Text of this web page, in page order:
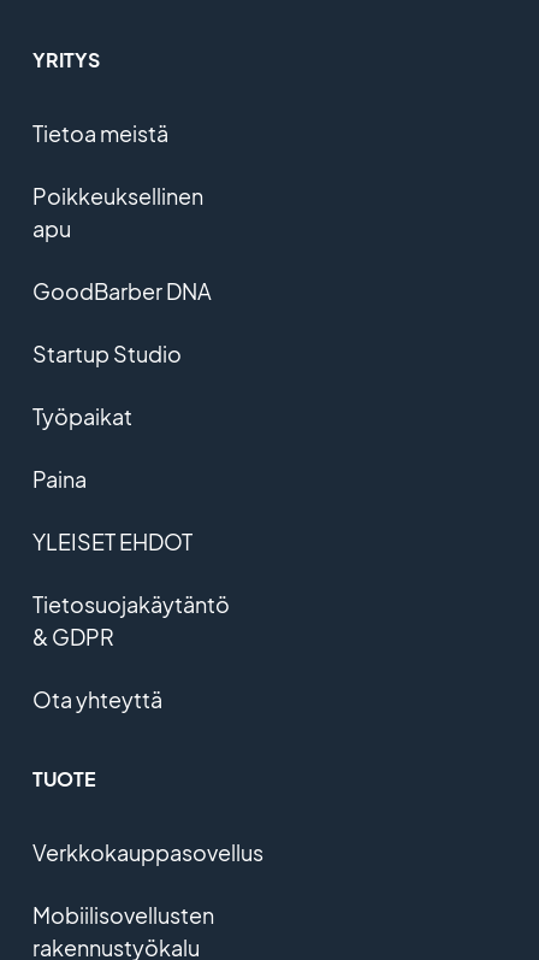
YRITYS
Tietoa meistä
Poikkeuksellinen
apu
GoodBarber DNA
Startup Studio
Työpaikat
Paina
YLEISET EHDOT
Tietosuojakäytäntö
& GDPR
Ota yhteyttä
TUOTE
Verkkokauppasovellus
Mobiilisovellusten
rakennustyökalu